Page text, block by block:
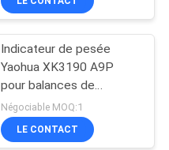
Indicateur de pesée
Yaohua XK3190 A9P
pour balances de
plateforme et de camion
Négociable MOQ:1
LE CONTACT